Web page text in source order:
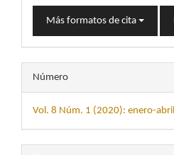
Más formatos de cita
Número
Vol. 8 Núm. 1 (2020): enero-abril